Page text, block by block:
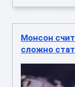
Монсон
сложно